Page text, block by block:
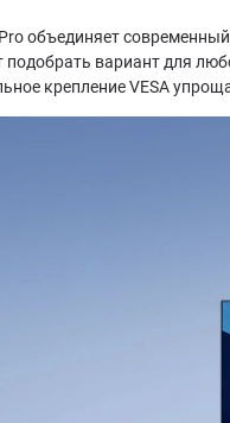
объединяет
вариант для
крепление VESA